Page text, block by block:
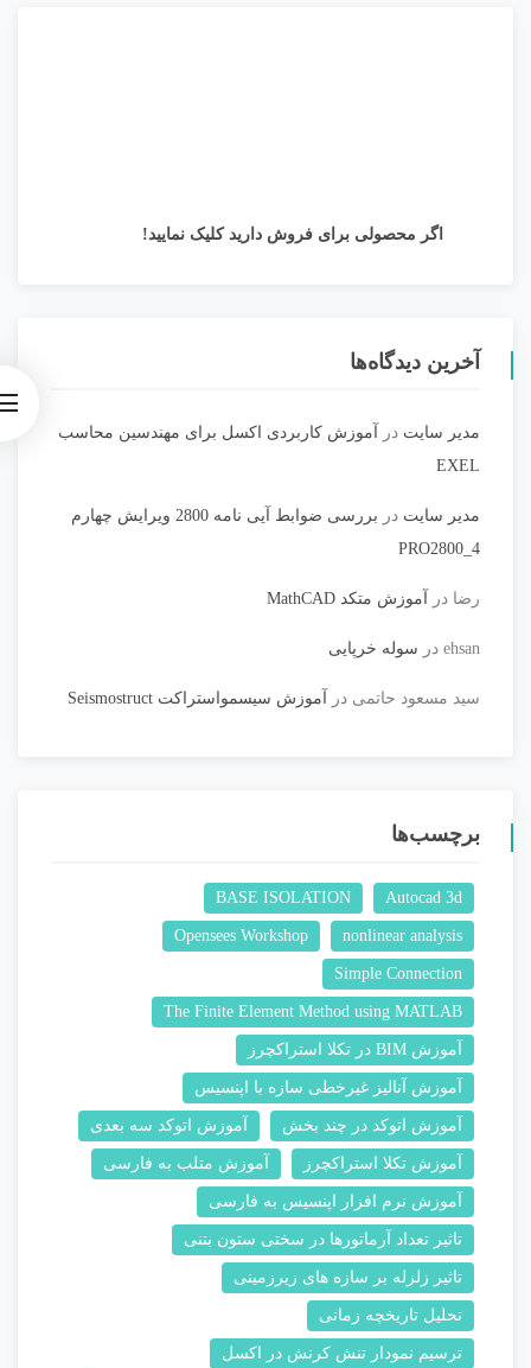
اگر محصولی برای فروش دارید کلیک نمایید!
آخرین دیدگاه‌ها
مدیر سایت در
آموزش کاربردی اکسل برای مهندسین محاسب
EXEL
مدیر سایت در
بررسی ضوابط آیی نامه 2800 ویرایش چهارم
PRO2800_4
رضا در آموزش متکد MathCAD
ehsan در سوله خرپایی
سید مسعود حاتمی در آموزش سیسمواستراکت Seismostruct
برچسب‌ها
Autocad 3d
BASE ISOLATION
nonlinear analysis
Opensees Workshop
Simple Connection
The Finite Element Method using MATLAB
آموزش BIM در تکلا استراکچرز
آموزش آنالیز غیرخطی سازه با اپنسیس
آموزش اتوکد در چند بخش آموزش اتوکد سه بعدی
آموزش تکلا استراکچرز آموزش متلب به فارسی
آموزش نرم افزار اپنسیس به فارسی
تاثیر تعداد آرماتورها در سختی ستون بتنی
تاثیر زلزله بر سازه های زیرزمینی
تحلیل تاریخچه زمانی
ترسیم نمودار تنش کرنش در اکسل